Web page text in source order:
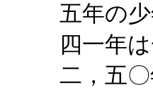
五年の
四一年
二，五